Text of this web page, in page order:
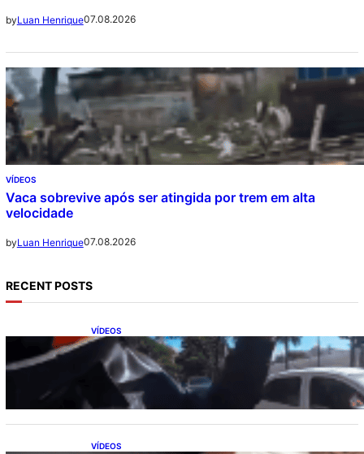
byLuan Henrique07.08.2026
VÍDEOS
Vaca sobrevive após ser atingida por trem em alta
velocidade
byLuan Henrique07.08.2026
RECENT POSTS
VÍDEOS
Motociclistas se unem para abrir passagem
a carro com paciente em parada cardíaca
VÍDEOS